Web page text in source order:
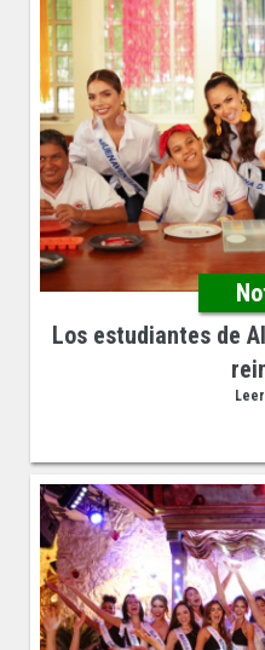
Los estudiantes de